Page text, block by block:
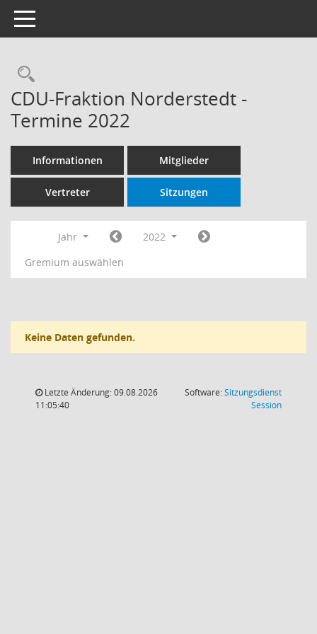
Toggle navigation
Rechercheauswahl
CDU-Fraktion Norderstedt -
Termine 2022
Informationen Mitglieder
Vertreter Sitzungen
Jahr
2022
Gremium auswählen
Keine Daten gefunden.
Letzte Änderung: 09.08.2026
11:05:40
Software:Sitzungsdienst
Session(Wird in